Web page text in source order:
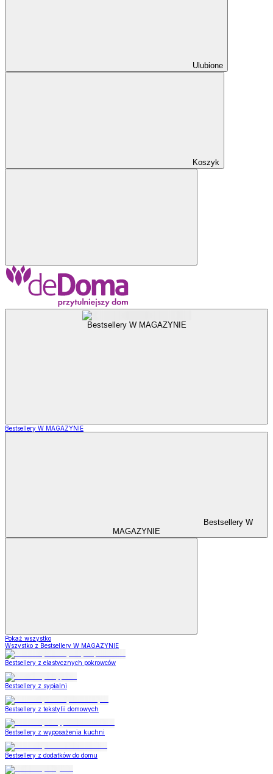
Ulubione
Koszyk
Bestsellery W MAGAZYNIE
Bestsellery W MAGAZYNIE
Bestsellery W
MAGAZYNIE
Pokaż wszystko
Wszystko z Bestsellery W MAGAZYNIE
Bestsellery z elastycznych pokrowców
Bestsellery z sypialni
Bestsellery z tekstylii domowych
Bestsellery z wyposażenia kuchni
Bestsellery z dodatków do domu